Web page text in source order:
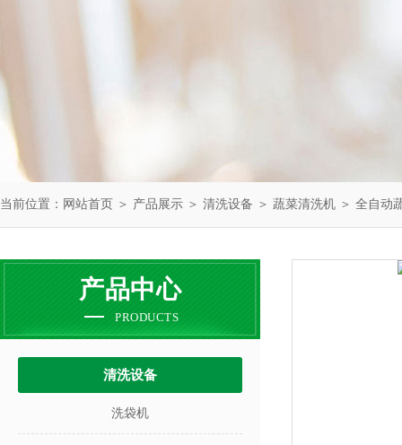
当前位置： 网站首页 ＞ 产品展示 ＞ 清洗设备 ＞ 蔬菜清洗机 ＞ 全自动
产品中心
PRODUCTS
清洗设备
洗袋机